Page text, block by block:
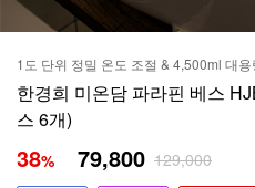
1도 단위 정밀 온도 조절 & 4,500ml 대용
한경희 미온담 파라핀 베스
스 6개)
38% 79,800 129,000